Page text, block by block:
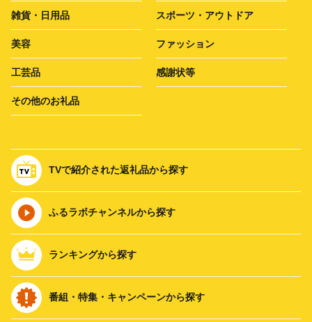
雑貨・日用品 スポーツ・アウトドア
美容 ファッション
工芸品 感謝状等
その他のお礼品
TVで紹介された返礼品から探す
ふるラボチャンネルから探す
ランキングから探す
番組・特集・キャンペーンから探す